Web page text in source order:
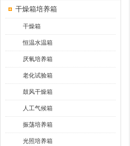
干燥箱培养箱
干燥箱
恒温水温箱
厌氧培养箱
老化试验箱
鼓风干燥箱
人工气候箱
振荡培养箱
光照培养箱